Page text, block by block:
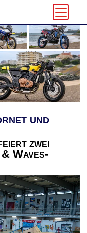
und
zwei
Waves-